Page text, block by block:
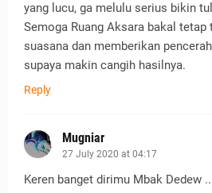
yang lucu, ga melulu serius bikin
Semoga Ruang Aksara bakal tetap
suasana dan memberikan
supaya makin cangih hasilnya.
Reply
Mugniar
27 July 2020 at 04:17
Keren banget dirimu Mbak Dedew